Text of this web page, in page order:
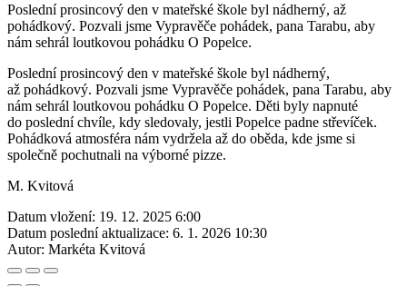
Poslední prosincový den v mateřské škole byl nádherný, až
pohádkový. Pozvali jsme Vypravěče pohádek, pana Tarabu, aby
nám sehrál loutkovou pohádku O Popelce.
Poslední prosincový den v mateřské škole byl nádherný,
až pohádkový. Pozvali jsme Vypravěče pohádek, pana Tarabu, aby
nám sehrál loutkovou pohádku O Popelce. Děti byly napnuté
do poslední chvíle, kdy sledovaly, jestli Popelce padne střevíček.
Pohádková atmosféra nám vydržela až do oběda, kde jsme si
společně pochutnali na výborné pizze.
M. Kvitová
Datum vložení: 19. 12. 2025 6:00
Datum poslední aktualizace: 6. 1. 2026 10:30
Autor: Markéta Kvitová